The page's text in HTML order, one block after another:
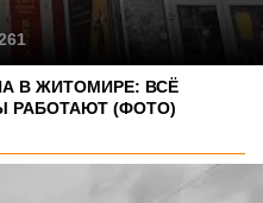
В ЖИТОМИРЕ: ВСЁ
РАБОТАЮТ (ФОТО)